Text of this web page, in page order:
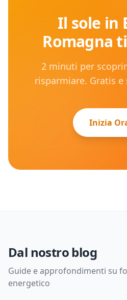
Il sole in
Romagna
2 minuti per
risparmiare. Gratis e
Inizia
Dal nostro blog
Guide e approfondimenti su
energetico